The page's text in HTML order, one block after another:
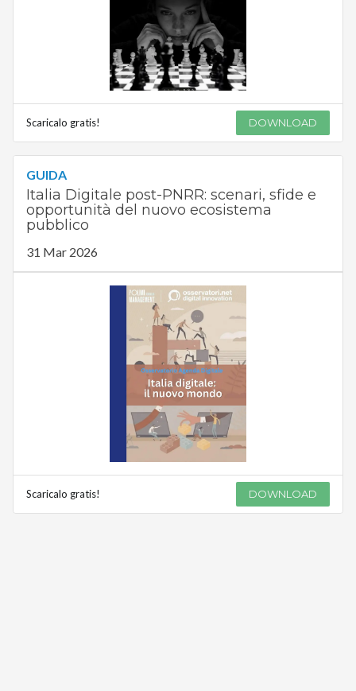
Scaricalo gratis! DOWNLOAD
GUIDA
Italia Digitale post-PNRR: scenari, sfide e
opportunità del nuovo ecosistema
pubblico
31 Mar 2026
Scaricalo gratis! DOWNLOAD